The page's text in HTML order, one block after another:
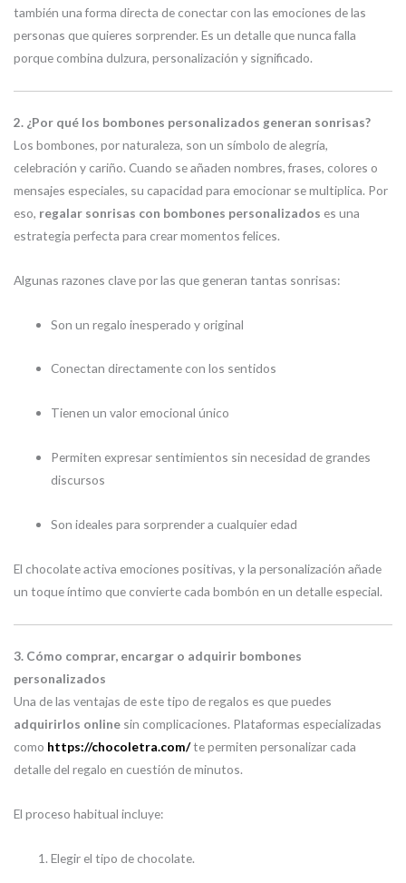
también una forma directa de conectar con las emociones de las
personas que quieres sorprender. Es un detalle que nunca falla
porque combina dulzura, personalización y significado.
2. ¿Por qué los bombones personalizados generan sonrisas?
Los bombones, por naturaleza, son un símbolo de alegría,
celebración y cariño. Cuando se añaden nombres, frases, colores o
mensajes especiales, su capacidad para emocionar se multiplica. Por
eso, regalar sonrisas con bombones personalizados es una
estrategia perfecta para crear momentos felices.
Algunas razones clave por las que generan tantas sonrisas:
Son un regalo inesperado y original
Conectan directamente con los sentidos
Tienen un valor emocional único
Permiten expresar sentimientos sin necesidad de grandes
discursos
Son ideales para sorprender a cualquier edad
El chocolate activa emociones positivas, y la personalización añade
un toque íntimo que convierte cada bombón en un detalle especial.
3. Cómo comprar, encargar o adquirir bombones
personalizados
Una de las ventajas de este tipo de regalos es que puedes
adquirirlos online sin complicaciones. Plataformas especializadas
como https://chocoletra.com/te permiten personalizar cada
detalle del regalo en cuestión de minutos.
El proceso habitual incluye:
Elegir el tipo de chocolate.